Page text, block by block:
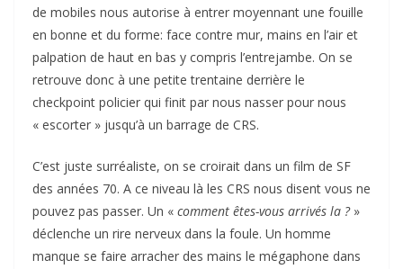
de mobiles nous autorise à entrer moyennant une fouille
en bonne et du forme: face contre mur, mains en l’air et
palpation de haut en bas y compris l’entrejambe. On se
retrouve donc à une petite trentaine derrière le
checkpoint policier qui finit par nous nasser pour nous
« escorter » jusqu’à un barrage de CRS.
C’est juste surréaliste, on se croirait dans un film de SF
des années 70. A ce niveau là les CRS nous disent vous ne
pouvez pas passer. Un « comment êtes-vous arrivés la ?»
déclenche un rire nerveux dans la foule. Un homme
manque se faire arracher des mains le mégaphone dans